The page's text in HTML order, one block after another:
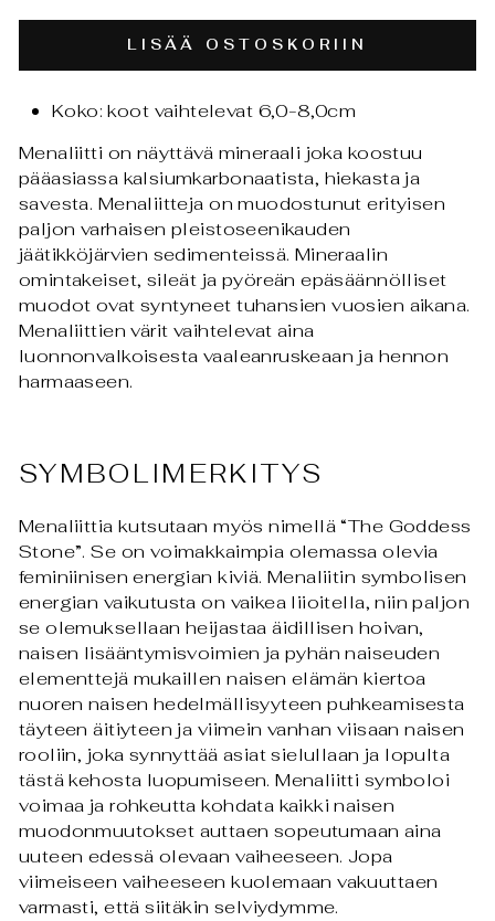
LISÄÄ OSTOSKORIIN
Koko: koot vaihtelevat 6,0-8,0cm
Menaliitti on näyttävä mineraali joka koostuu
pääasiassa kalsiumkarbonaatista, hiekasta ja
savesta. Menaliitteja on muodostunut erityisen
paljon varhaisen pleistoseenikauden
jäätikköjärvien sedimenteissä. Mineraalin
omintakeiset, sileät ja pyöreän epäsäännölliset
muodot ovat syntyneet tuhansien vuosien aikana.
Menaliittien värit vaihtelevat aina
luonnonvalkoisesta vaaleanruskeaan ja hennon
harmaaseen.
SYMBOLIMERKITYS
Menaliittia kutsutaan myös nimellä “The Goddess
Stone”. Se on voimakkaimpia olemassa olevia
feminiinisen energian kiviä. Menaliitin symbolisen
energian vaikutusta on vaikea liioitella, niin paljon
se olemuksellaan heijastaa äidillisen hoivan,
naisen lisääntymisvoimien ja pyhän naiseuden
elementtejä mukaillen naisen elämän kiertoa
nuoren naisen hedelmällisyyteen puhkeamisesta
täyteen äitiyteen ja viimein vanhan viisaan naisen
rooliin, joka synnyttää asiat sielullaan ja lopulta
tästä kehosta luopumiseen. Menaliitti symboloi
voimaa ja rohkeutta kohdata kaikki naisen
muodonmuutokset auttaen sopeutumaan aina
uuteen edessä olevaan vaiheeseen. Jopa
viimeiseen vaiheeseen kuolemaan vakuuttaen
varmasti, että siitäkin selviydymme.